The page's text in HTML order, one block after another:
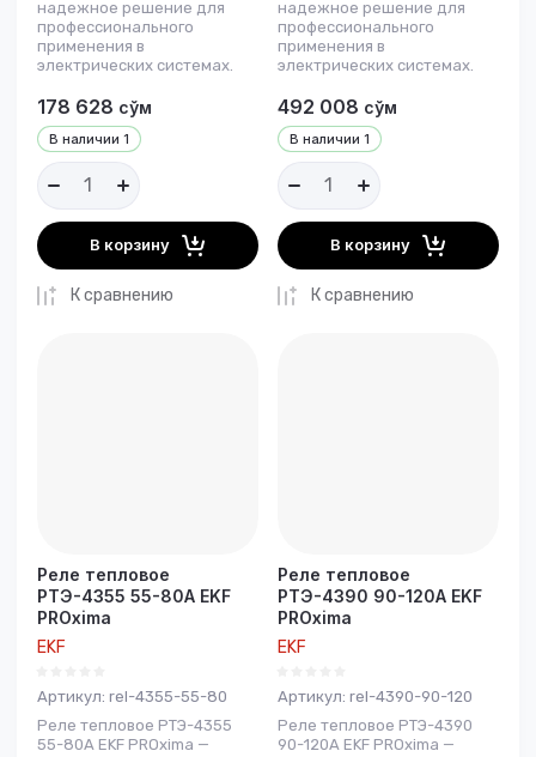
надежное решение для
профессионального
применения в
электрических системах.
В наличии 1
178 628 сўм
В корзину
К сравнению
надежное решение для
профессионального
применения в
электрических системах.
В наличии 1
492 008 сўм
В корзину
К сравнению
Реле тепловое
РТЭ-4355 55-80А EKF
PROxima
EKF
Артикул: rel-4355-55-80
Реле тепловое РТЭ-4355
55-80А EKF PROxima —
Реле тепловое
РТЭ-4390 90-120А EKF
PROxima
EKF
Артикул: rel-4390-90-120
Реле тепловое РТЭ-4390
90-120А EKF PROxima —